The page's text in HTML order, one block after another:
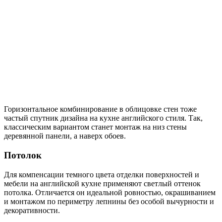
Горизонтальное комбинирование в облицовке стен тоже
частый спутник дизайна на кухне английского стиля. Так,
классическим вариантом станет монтаж на низ стены
деревянной панели, а наверх обоев.
Потолок
Для компенсации темного цвета отделки поверхностей и
мебели на английской кухне применяют светлый оттенок
потолка. Отличается он идеальной ровностью, окрашиванием
и монтажом по периметру лепнины без особой вычурности и
декоративности.